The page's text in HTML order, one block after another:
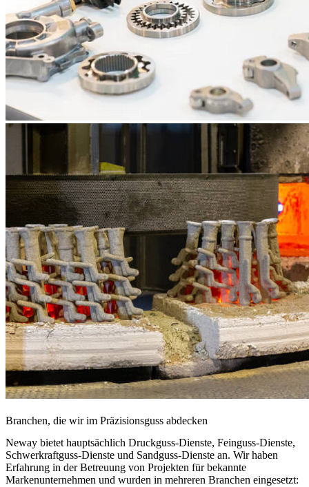
Branchen, die wir im Präzisionsguss abdecken
Neway bietet hauptsächlich Druckguss-Dienste, Feinguss-Dienste,
Schwerkraftguss-Dienste und Sandguss-Dienste an. Wir haben
Erfahrung in der Betreuung von Projekten für bekannte
Markenunternehmen und wurden in mehreren Branchen eingesetzt: